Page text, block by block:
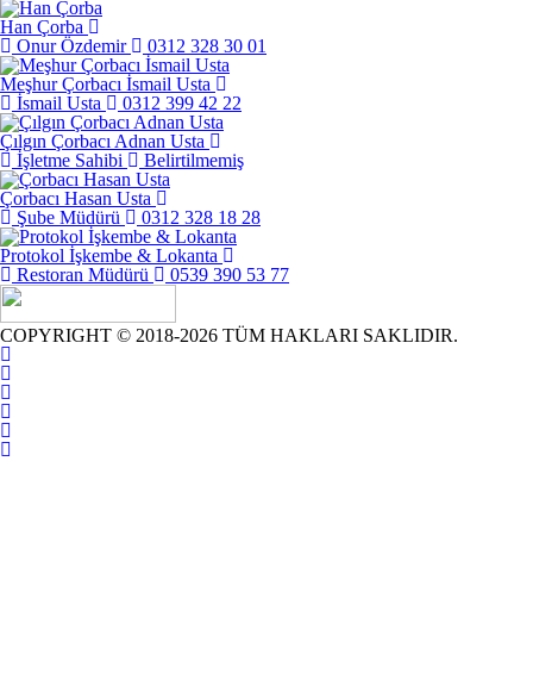
Han Çorba
Onur Özdemir
0312 328 30 01
Meşhur Çorbacı İsmail Usta
İsmail Usta
0312 399 42 22
Çılgın Çorbacı Adnan Usta
İşletme Sahibi
Belirtilmemiş
Çorbacı Hasan Usta
Şube Müdürü
0312 328 18 28
Protokol İşkembe & Lokanta
Restoran Müdürü
0539 390 53 77
COPYRIGHT © 2018-2026 TÜM HAKLARI SAKLIDIR.